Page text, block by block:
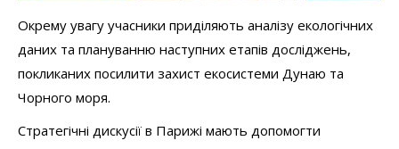
Окрему увагу учасники приділяють аналізу екологічних
даних та плануванню наступних етапів досліджень,
покликаних посилити захист екосистеми Дунаю та
Чорного моря.
Стратегічні дискусії в Парижі мають допомогти